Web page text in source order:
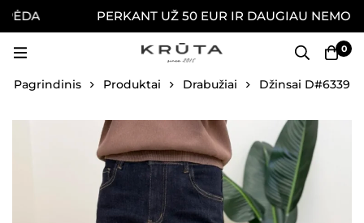
PERKANT UŽ 50 EUR IR DAUGIAU
0
Pagrindinis Produktai Drabužiai Džinsai D#6339